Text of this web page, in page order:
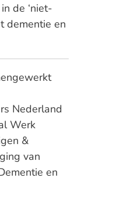
de ‘niet-
dementie en
Nederland
Werk
&
van
en